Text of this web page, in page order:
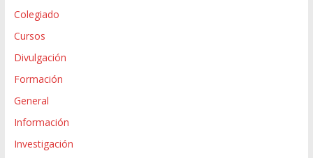
Colegiado
Cursos
Divulgación
Formación
General
Información
Investigación